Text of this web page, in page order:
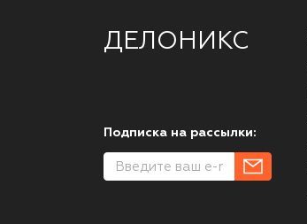
ДЕЛОНИКС
Подписка на рассылки: